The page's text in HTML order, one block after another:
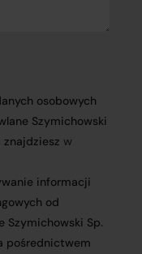
osobowych
Szymichowski
znajdziesz w
informacji
od
Szymichowski Sp.
pośrednictwem